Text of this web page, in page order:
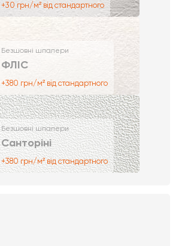
+30 грн/м² від стандартного
Безшовні шпалери
ФЛІС
+380 грн/м² від стандартного
Безшовні шпалери
Санторіні
+380 грн/м² від стандартного